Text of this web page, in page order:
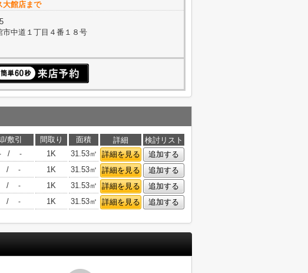
大館店まで
市中道１丁目４番１８号
/敷引 間取り 面積 詳細
検討リスト
/ - 1K 31.53㎡ 詳細を見る
追加する
/ - 1K 31.53㎡ 詳細を見る
追加する
/ - 1K 31.53㎡ 詳細を見る
追加する
/ - 1K 31.53㎡ 詳細を見る 追加する